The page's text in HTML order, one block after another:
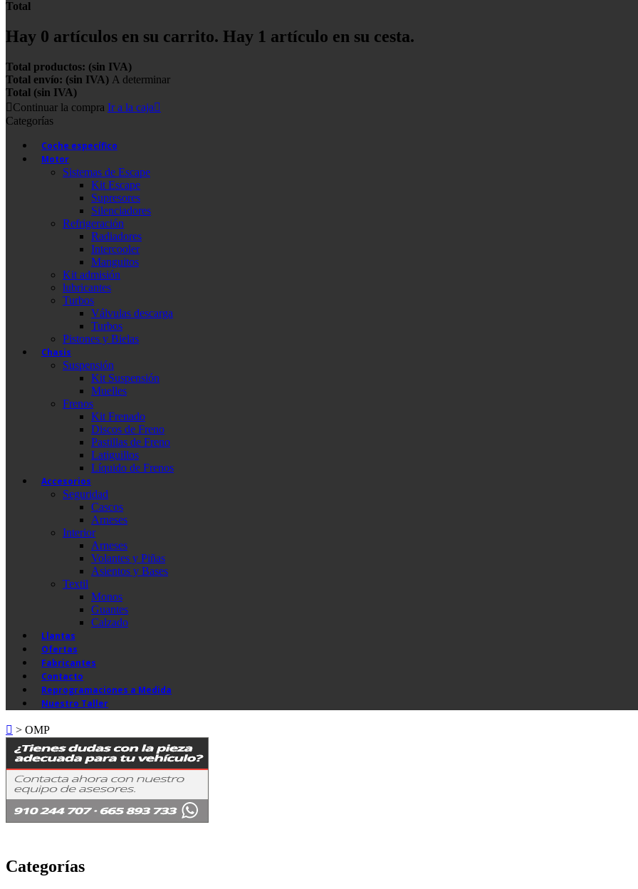
Total
Hay 0 artículos en su carrito. Hay 1 artículo en su cesta.
Total productos: (sin IVA)
Total envío: (sin IVA) A determinar
Total (sin IVA)
Continuar la compra Ir a la caja
Categorías
Coche específico
Motor
Sistemas de Escape
Kit Escape
Supresores
Silenciadores
Refrigeración
Radiadores
Intercooler
Manguitos
Kit admisión
lubricantes
Turbos
Válvulas descarga
Turbos
Pistones y Bielas
Chasis
Suspensión
Kit Suspensión
Muelles
Frenos
Kit Frenado
Discos de Freno
Pastillas de Freno
Latiguillos
Líquido de Frenos
Accesorios
Seguridad
Cascos
Arneses
Interior
Arneses
Volantes y Piñas
Asientos y Bases
Textil
Monos
Guantes
Calzado
Llantas
Ofertas
Fabricantes
Contacto
Reprogramaciones a Medida
Nuestro Taller
> OMP
Categorías